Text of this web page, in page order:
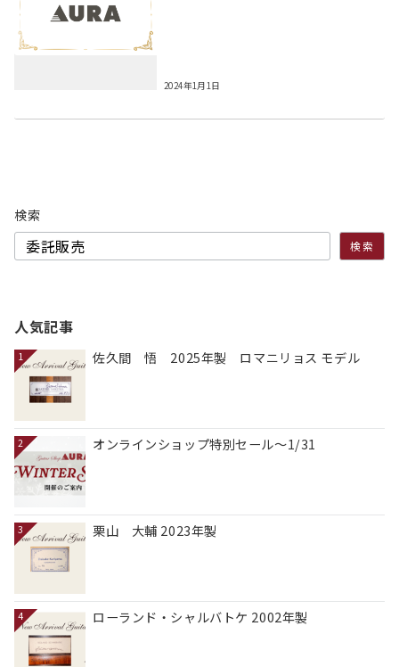
2024年1月1日
検索
検索
人気記事
1 佐久間 悟 2025年製 ロマニリョス モデル
2 オンラインショップ特別セール～1/31
3 栗山 大輔 2023年製
4 ローランド・シャルバトケ 2002年製